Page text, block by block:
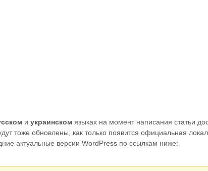
и украинском языках на момент написания статьи
тоже обновлены, как только появится официальная
актуальные версии WordPress по ссылкам ниже: